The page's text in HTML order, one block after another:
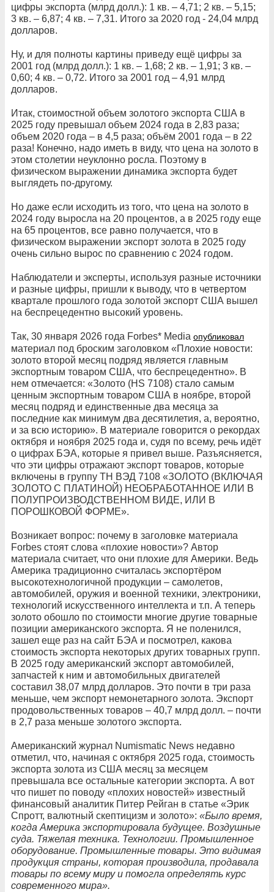
цифры экспорта (млрд долл.): 1 кв. – 4,71; 2 кв. – 5,15;
3 кв. – 6,87; 4 кв. – 7,31. Итого за 2020 год - 24,04 млрд
долларов.
Ну, и для полноты картины приведу ещё цифры за
2001 год (млрд долл.): 1 кв. – 1,68; 2 кв. – 1,91; 3 кв. –
0,60; 4 кв. – 0,72. Итого за 2001 год – 4,91 млрд
долларов.
Итак, стоимостной объем золотого экспорта США в
2025 году превышал объем 2024 года в 2,83 раза;
объем 2020 года – в 4,5 раза; объём 2001 года – в 22
раза! Конечно, надо иметь в виду, что цена на золото в
этом столетии неуклонно росла. Поэтому в
физическом выражении динамика экспорта будет
выглядеть по-другому.
Но даже если исходить из того, что цена на золото в
2024 году выросла на 20 процентов, а в 2025 году еще
на 65 процентов, все равно получается, что в
физическом выражении экспорт золота в 2025 году
очень сильно вырос по сравнению с 2024 годом.
Наблюдатели и эксперты, используя разные источники
и разные цифры, пришли к выводу, что в четвертом
квартале прошлого года золотой экспорт США вышел
на беспрецедентно высокий уровень.
Так, 30 января 2026 года Forbes* Media опубликовал
материал под броским заголовком «Плохие новости:
золото второй месяц подряд является главным
экспортным товаром США, что беспрецедентно». В
нем отмечается: «Золото (HS 7108) стало самым
ценным экспортным товаром США в ноябре, второй
месяц подряд и единственные два месяца за
последние как минимум два десятилетия, а, вероятно,
и за всю историю». В материале говорится о рекордах
октября и ноября 2025 года и, судя по всему, речь идёт
о цифрах БЭА, которые я привел выше. Разъясняется,
что эти цифры отражают экспорт товаров, которые
включены в группу ТН ВЭД 7108 «ЗОЛОТО (ВКЛЮЧАЯ
ЗОЛОТО С ПЛАТИНОЙ) НЕОБРАБОТАННОЕ ИЛИ В
ПОЛУПРОИЗВОДСТВЕННОМ ВИДЕ, ИЛИ В
ПОРОШКОВОЙ ФОРМЕ».
Возникает вопрос: почему в заголовке материала
Forbes стоят слова «плохие новости»? Автор
материала считает, что они плохие для Америки. Ведь
Америка традиционно считалась экспортёром
высокотехнологичной продукции – самолетов,
автомобилей, оружия и военной техники, электроники,
технологий искусственного интеллекта и т.п. А теперь
золото обошло по стоимости многие другие товарные
позиции американского экспорта. Я не поленился,
зашел еще раз на сайт БЭА и посмотрел, какова
стоимость экспорта некоторых других товарных групп.
В 2025 году американский экспорт автомобилей,
запчастей к ним и автомобильных двигателей
составил 38,07 млрд долларов. Это почти в три раза
меньше, чем экспорт немонетарного золота. Экспорт
продовольственных товаров – 40,7 млрд долл. – почти
в 2,7 раза меньше золотого экспорта.
Американский журнал Numismatic News недавно
отметил, что, начиная с октября 2025 года, стоимость
экспорта золота из США месяц за месяцем
превышала все остальные категории экспорта. А вот
что пишет по поводу «плохих новостей» известный
финансовый аналитик Питер Рейган в статье «Эрик
Спротт, валютный скептицизм и золото»: «Было время,
когда Америка экспортировала будущее. Воздушные
суда. Тяжелая техника. Технологии. Промышленное
оборудование. Промышленные товары. Это видимая
продукция страны, которая производила, продавала
товары по всему миру и помогла определять курс
современного мира».